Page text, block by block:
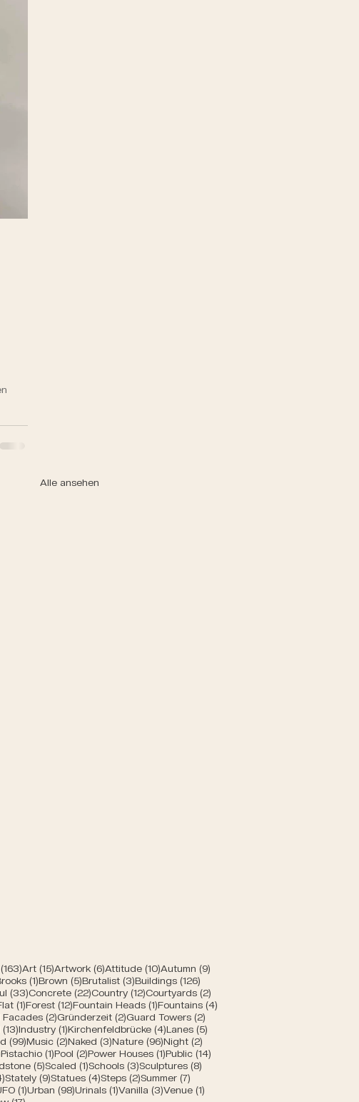
Alle ansehen
(163)163 Beiträge
Art (15)15 Beiträge
Artwork (6)6 Beiträge
Attitude (10)10 Beiträge
Autumn (9)9 Beiträge
Beiträge
(1)1 Beitrag
Brown (5)5 Beiträge
Brutalist (3)3 Beiträge
Buildings (126)126 Beiträge
(33)33 Beiträge
Concrete (22)22 Beiträge
Country (12)12 Beiträge
Courtyards (2)
Beiträge
(1)1 Beitrag
Forest (12)12 Beiträge
Fountain Heads (1)1 Beitrag
Fountains (4)4 Beiträge
Facades (2)2 Beiträge
Gründerzeit (2)2 Beiträge
Guard Towers (2)
(13)13 Beiträge
Industry (1)1 Beitrag
Kirchenfeldbrücke (4)4 Beiträge
Lanes (5)
(99)99 Beiträge
Music (2)2 Beiträge
Naked (3)3 Beiträge
Nature (96)96 Beiträge
Night (2)
2 Beiträge
Pistachio (1)1 Beitrag
Pool (2)2 Beiträge
Power Houses (1)1 Beitrag
Public (14)
(5)5 Beiträge
Scaled (1)1 Beitrag
Schools (3)3 Beiträge
Sculptures (8)8 Beiträge
4 Beiträge
Stately (9)9 Beiträge
Statues (4)4 Beiträge
Steps (2)2 Beiträge
Summer (7)7 Beiträge
Beiträge
(1)1 Beitrag
Urban (98)98 Beiträge
Urinals (1)1 Beitrag
Vanilla (3)3 Beiträge
Venue (1)1 Beitrag